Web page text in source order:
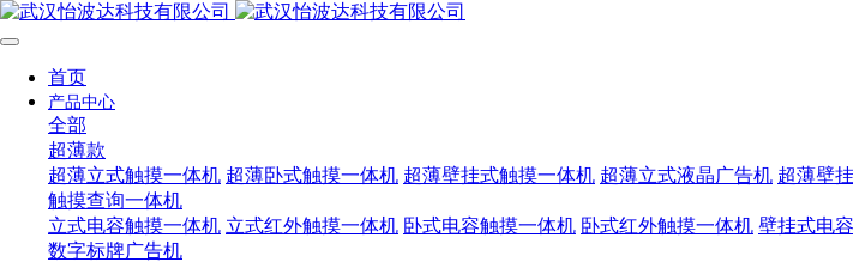
首页
产品中心
全部
超薄款
超薄立式触摸一体机 超薄卧式触摸一体机 超薄壁挂式触摸一体机 超薄立式液晶广告机 超薄壁
触摸查询一体机
立式电容触摸一体机 立式红外触摸一体机 卧式电容触摸一体机 卧式红外触摸一体机 壁挂式电
数字标牌广告机